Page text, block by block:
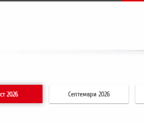
2026 Септември 2026